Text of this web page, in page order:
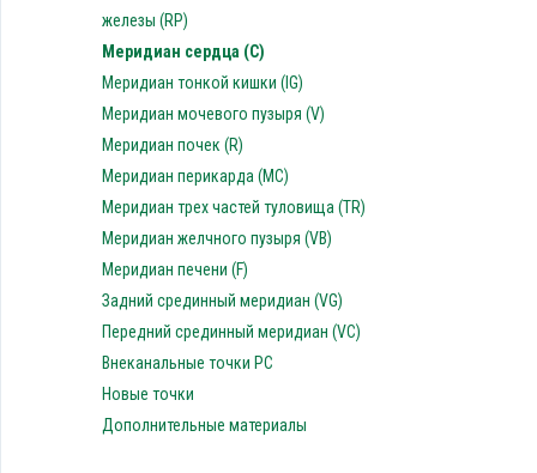
железы (RP)
Меридиан сердца (C)
Меридиан тонкой кишки (IG)
Меридиан мочевого пузыря (V)
Меридиан почек (R)
Меридиан перикарда (MC)
Меридиан трех частей туловища (TR)
Меридиан желчного пузыря (VB)
Меридиан печени (F)
Задний срединный меридиан (VG)
Передний срединный меридиан (VC)
Внеканальные точки PC
Новые точки
Дополнительные материалы